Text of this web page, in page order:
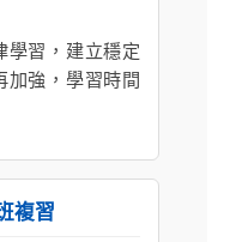
學習，建立穩定
加強，學習時間
複習